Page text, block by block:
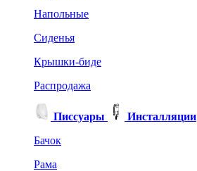
Напольные
Сиденья
Крышки-биде
Распродажа
Писсуары
Инсталляции
Бачок
Рама